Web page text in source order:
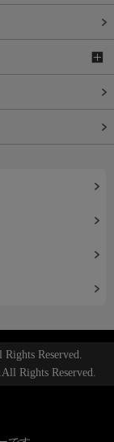
Reserved.
Rights Reserved.